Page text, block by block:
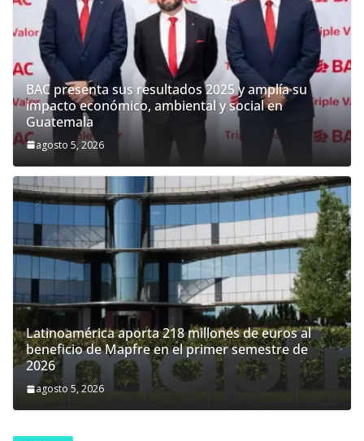
BAC presenta sus resultados 2025 y amplía su
impacto económico, ambiental y social en
Guatemala
agosto 5, 2026
Latinoamérica aporta 218 millones de euros al
beneficio de Mapfre en el primer semestre de
2026
agosto 5, 2026